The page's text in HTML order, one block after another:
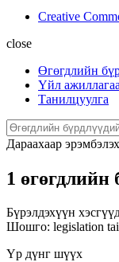
Creative
close
Өгөгдлийн
Үйл
Танилцуулга
Дараахаар эрэмбэлэх
1 өгөгдлийн
Бүрэлдэхүүн
Шошго: legislation
Үр дүнг шүүх